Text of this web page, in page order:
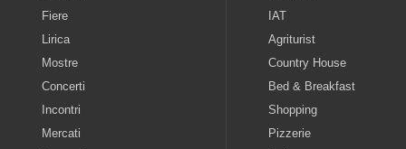
Fiere
Lirica
Mostre
Concerti
Incontri
Mercati
IAT
Agriturist
Country House
Bed & Breakfast
Shopping
Pizzerie